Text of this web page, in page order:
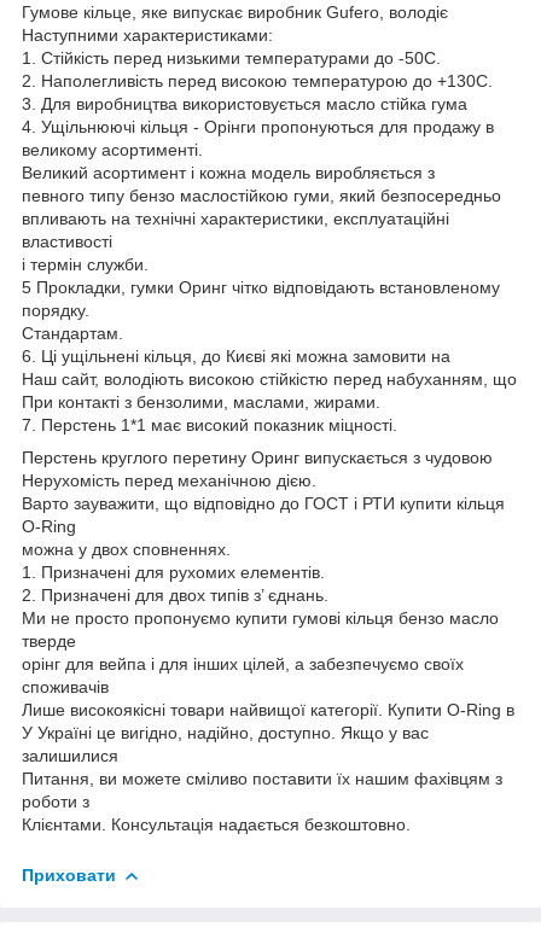
Гумове кільце, яке випускає виробник Gufero, володіє
Наступними характеристиками:
1. Стійкість перед низькими температурами до -50С.
2. Наполегливість перед високою температурою до +130C.
3. Для виробництва використовується масло стійка гума
4. Ущільнюючі кільця - Орінги пропонуються для продажу в
великому асортименті.
Великий асортимент і кожна модель виробляється з
певного типу бензо маслостійкою гуми, який безпосередньо
впливають на технічні характеристики, експлуатаційні
властивості
і термін служби.
5 Прокладки, гумки Оринг чітко відповідають встановленому
порядку.
Стандартам.
6. Ці ущільнені кільця, до Києві які можна замовити на
Наш сайт, володіють високою стійкістю перед набуханням, що
При контакті з бензолими, маслами, жирами.
7. Перстень 1*1 має високий показник міцності.
Перстень круглого перетину Оринг випускається з чудовою
Нерухомість перед механічною дією.
Варто зауважити, що відповідно до ГОСТ і РТИ купити кільця
O-Ring
можна у двох сповненнях.
1. Призначені для рухомих елементів.
2. Призначені для двох типів з’ єднань.
Ми не просто пропонуємо купити гумові кільця бензо масло
тверде
орінг для вейпа і для інших цілей, а забезпечуємо своїх
споживачів
Лише високоякісні товари найвищої категорії. Купити O-Ring в
У Україні це вигідно, надійно, доступно. Якщо у вас
залишилися
Питання, ви можете сміливо поставити їх нашим фахівцям з
роботи з
Клієнтами. Консультація надається безкоштовно.
Приховати